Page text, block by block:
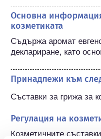
Основна
козметиката
Съдържа аромат
деклариране, като
Принадлежи към
Съставки за грижа за
Регулация на
Козметичните